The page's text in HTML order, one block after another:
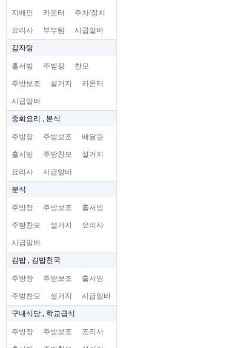
지배인 카운터 주차/장치
요리사 부부팀 시급알바
감자탕
홀서빙 주방장 찬모
주방보조 설거지 카운터
시급알바
중화요리 , 분식
주방장 주방보조 배달원
홀서빙 주방찬모 설거지
요리사 시급알바
분식
주방장 주방보조 홀서빙
주방찬모 설거지 요리사
시급알바
김밥 , 김밥천국
주방장 주방보조 홀서빙
주방찬모 설거지 시급알바
구내식당 , 학교급식
주방장 주방보조 조리사